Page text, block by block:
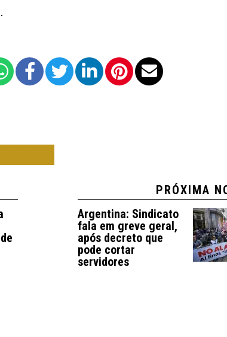
PRÓXIMA
Argentina: Sindicato
fala em greve geral,
após decreto que
pode cortar
servidores